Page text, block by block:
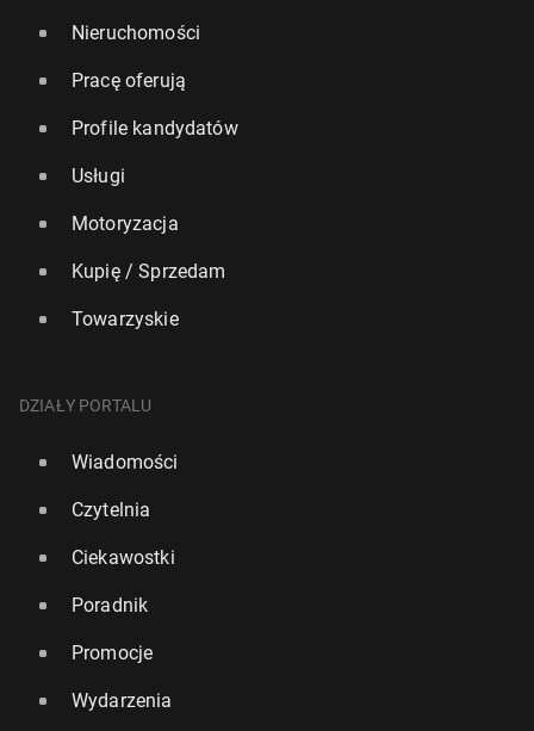
Nieruchomości
Pracę oferują
Profile kandydatów
Usługi
Motoryzacja
Kupię / Sprzedam
Towarzyskie
DZIAŁY PORTALU
Wiadomości
Czytelnia
Ciekawostki
Poradnik
Promocje
Wydarzenia